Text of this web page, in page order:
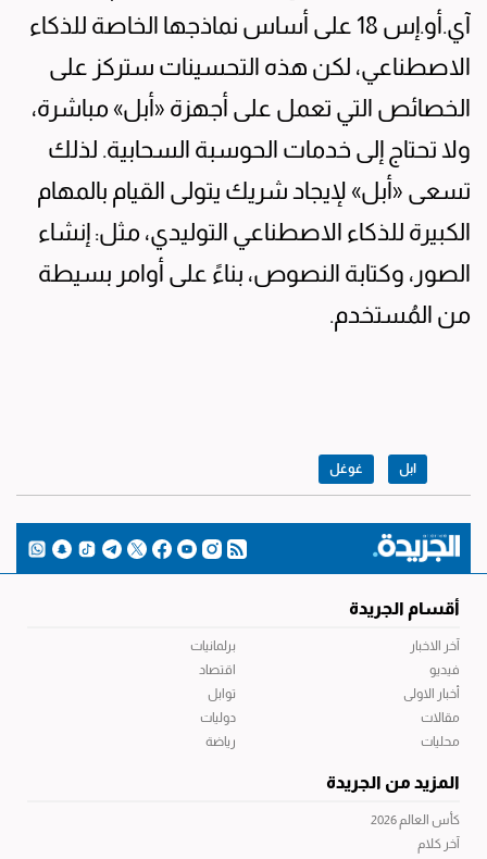
آي.أو.إس 18 على أساس نماذجها الخاصة للذكاء
الاصطناعي، لكن هذه التحسينات ستركز على
الخصائص التي تعمل على أجهزة «أبل» مباشرة،
ولا تحتاج إلى خدمات الحوسبة السحابية. لذلك
تسعى «أبل» لإيجاد شريك يتولى القيام بالمهام
الكبيرة للذكاء الاصطناعي التوليدي، مثل: إنشاء
الصور، وكتابة النصوص، بناءً على أوامر بسيطة
من المُستخدم.
ابل غوغل
أقسام الجريدة
آخر الاخبار
فيديو
أخبار الاولى
مقالات
محليات
برلمانيات
اقتصاد
توابل
دوليات
رياضة
المزيد من الجريدة
كأس العالم 2026
آخر كلام